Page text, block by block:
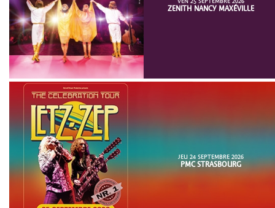
VEN 25 SEPTEMBRE 2026
ZENITH NANCY MAXÉVILLE
JEU 24 SEPTEMBRE 2026
PMC STRASBOURG